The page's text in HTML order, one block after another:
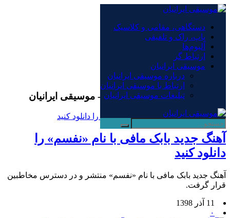
دستگاهی، مقامی و کلاسیک
پاپ، راک و تلفیقی
آلبوم‌ها
ارتباط گر
موسیقی ایرانیان
درباره موسیقی ایرانیان
ارتباط با موسیقی ایرانیان
تبلیغات موسیقی ایرانیان
×
دستگاهی، مقامی و کلاسیک
پاپ، راک و تلفیقی
آلبوم‌ها
ارتباط گر
موسیقی ایرانیان
بایگانی‌ها آهنگ جدید بابک مافی - موسیقی ایرانیان
آهنگ جدید بابک مافی با نام «نفسم» را
دانلود کنید
آهنگ جدید بابک مافی با نام «نفسم» منتشر و در دسترس مخاطبین
قرار گرفت.
11 آذر 1398
۰